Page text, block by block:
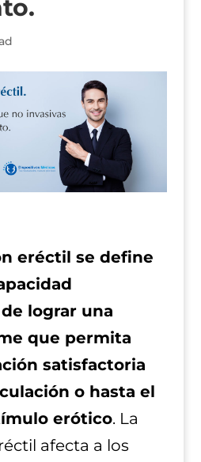
eréctil se define
lograr una
que permita
satisfactoria
o hasta el
erótico. La
afecta a los